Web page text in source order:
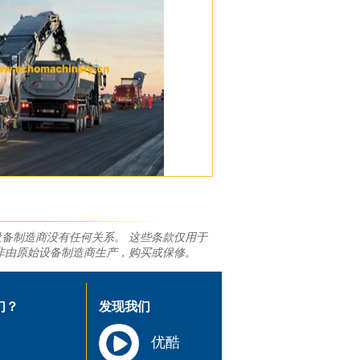
制造商没有任何关系。 这些条款仅用于
原始设备制造商生产，购买或保修。
？ 发现我们
优酷